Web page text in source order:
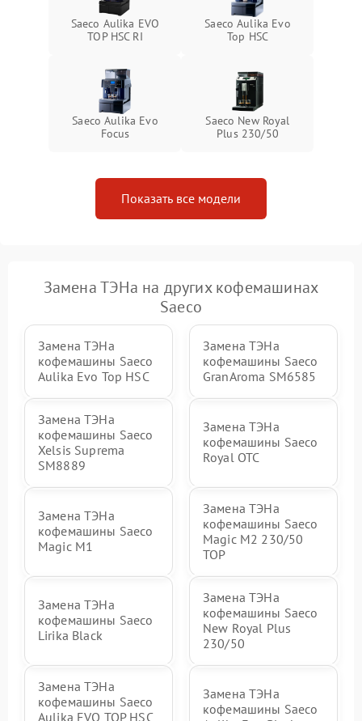
Saeco Aulika EVO
TOP HSC RI
Saeco Aulika Evo
Top HSC
Saeco Aulika Evo
Focus
Saeco New Royal
Plus 230/50
Показать все модели
Замена ТЭНа на других кофемашинах
Saeco
Замена ТЭНа
кофемашины Saeco
Aulika Evo Top HSC
Замена ТЭНа
кофемашины Saeco
GranAroma SM6585
Замена ТЭНа
кофемашины Saeco
Xelsis Suprema
SM8889
Замена ТЭНа
кофемашины Saeco
Royal OTC
Замена ТЭНа
кофемашины Saeco
Magic M1
Замена ТЭНа
кофемашины Saeco
Magic M2 230/50
TOP
Замена ТЭНа
кофемашины Saeco
Lirika Black
Замена ТЭНа
кофемашины Saeco
New Royal Plus
230/50
Замена ТЭНа
кофемашины Saeco
Aulika EVO TOP HSC
Замена ТЭНа
кофемашины Saeco